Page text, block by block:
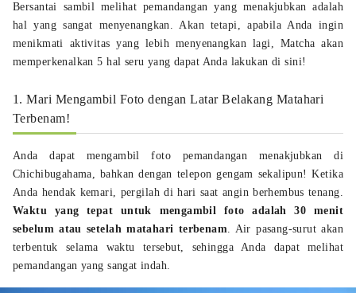
Bersantai sambil melihat pemandangan yang menakjubkan adalah
hal yang sangat menyenangkan. Akan tetapi, apabila Anda ingin
menikmati aktivitas yang lebih menyenangkan lagi, Matcha akan
memperkenalkan 5 hal seru yang dapat Anda lakukan di sini!
1. Mari Mengambil Foto dengan Latar Belakang Matahari
Terbenam!
Anda dapat mengambil foto pemandangan menakjubkan di
Chichibugahama, bahkan dengan telepon gengam sekalipun! Ketika
Anda hendak kemari, pergilah di hari saat angin berhembus tenang.
Waktu yang tepat untuk mengambil foto adalah 30 menit
sebelum atau setelah matahari terbenam. Air pasang-surut akan
terbentuk selama waktu tersebut, sehingga Anda dapat melihat
pemandangan yang sangat indah.